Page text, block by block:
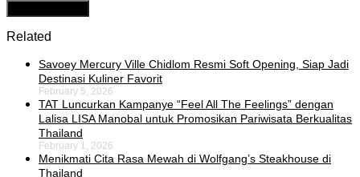
Related
Savoey Mercury Ville Chidlom Resmi Soft Opening, Siap Jadi
Destinasi Kuliner Favorit
February 5, 2026
TAT Luncurkan Kampanye “Feel All The Feelings” dengan
Lalisa LISA Manobal untuk Promosikan Pariwisata Berkualitas
Thailand
February 1, 2026
Menikmati Cita Rasa Mewah di Wolfgang’s Steakhouse di
Thailand